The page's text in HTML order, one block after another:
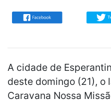
A cidade de
deste domingo (21), o
Caravana Nossa